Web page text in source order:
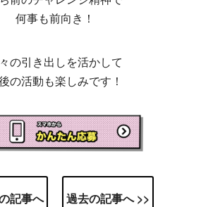
何事も前向き！
の引き出しを活かして
の活動も楽しみです！
記事へ 過去の記事へ >>